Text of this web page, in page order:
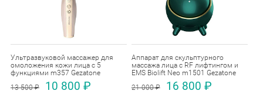
Ультразвуковой массажер для
омоложения кожи лица с 5
функциями m357 Gezatone
13 500 ₽
10 800 ₽
Аппарат для скульптурного
массажа лица с RF лифтингом и
EMS Biolift Neo m1501 Gezatone
21 000 ₽
16 800 ₽